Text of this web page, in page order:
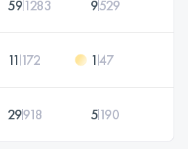
591283 9529
11 172 1 47
29918 5190